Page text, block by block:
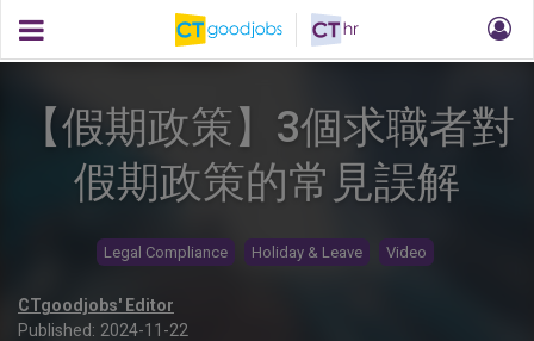
【假期政策】3個求職者對
假期政策的常見誤解
Legal Compliance Holiday & Leave Video
CTgoodjobs' Editor
Published: 2024-11-22